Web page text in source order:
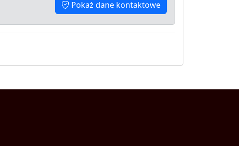
Pokaż dane kontaktowe